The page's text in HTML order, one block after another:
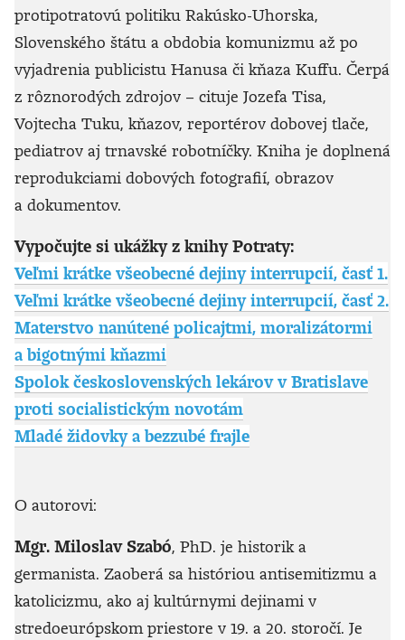
protipotratovú politiku Rakúsko-Uhorska,
Slovenského štátu a obdobia komunizmu až po
vyjadrenia publicistu Hanusa či kňaza Kuffu. Čerpá
z rôznorodých zdrojov – cituje Jozefa Tisa,
Vojtecha Tuku, kňazov, reportérov dobovej tlače,
pediatrov aj trnavské robotníčky. Kniha je doplnená
reprodukciami dobových fotografií, obrazov
a dokumentov.
Vypočujte si ukážky z knihy Potraty:
Veľmi krátke všeobecné dejiny interrupcií, časť 1.
Veľmi krátke všeobecné dejiny interrupcií, časť 2.
Materstvo nanútené policajtmi, moralizátormi
a bigotnými kňazmi
Spolok československých lekárov v Bratislave
proti socialistickým novotám
Mladé židovky a bezzubé frajle
O autorovi:
Mgr. Miloslav Szabó, PhD. je historik a
germanista. Zaoberá sa históriou antisemitizmu a
katolicizmu, ako aj kultúrnymi dejinami v
stredoeurópskom priestore v 19. a 20. storočí. Je